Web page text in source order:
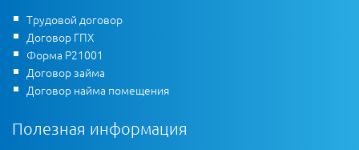
Трудовой договор
Договор ГПХ
Форма Р21001
Договор займа
Договор найма помещения
Полезная информация